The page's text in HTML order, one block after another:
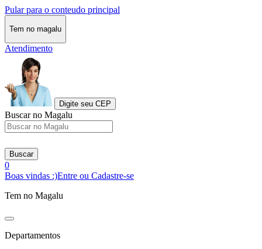
Pular para o conteudo principal
Tem no magalu
Atendimento
Digite seu CEP
Buscar no Magalu
Buscar
0
Boas vindas :)Entre ou Cadastre-se
Tem no Magalu
Departamentos